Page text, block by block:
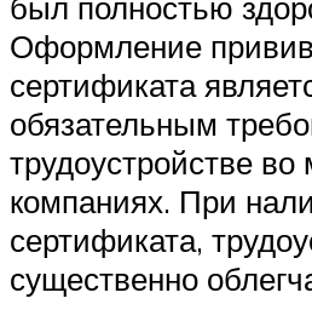
Оформление
сертификата
обязательным
трудоустройстве во
компаниях. При
сертификата,
существенно